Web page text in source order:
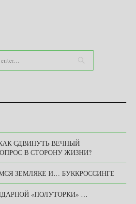
СДВИНУТЬ ВЕЧНЫЙ
В СТОРОНУ ЖИЗНИ?
ЗЕМЛЯКЕ И… БУККРОССИНГЕ
«ПОЛУТОРКИ» …